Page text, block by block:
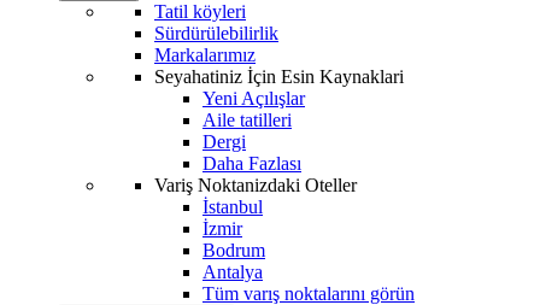
Tatil köyleri
Sürdürülebilirlik
Markalarımız
Seyahatiniz İçin Esin Kaynaklari
Yeni Açılışlar
Aile tatilleri
Dergi
Daha Fazlası
Variş Noktanizdaki Oteller
İstanbul
İzmir
Bodrum
Antalya
Tüm varış noktalarını görün